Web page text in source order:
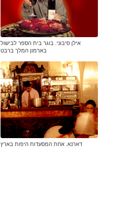
אילן סיבוני. בוגר בית הספר לבישול
בארמון המלך ברבט
דארנא. אחת המסעדות היפות בארץ